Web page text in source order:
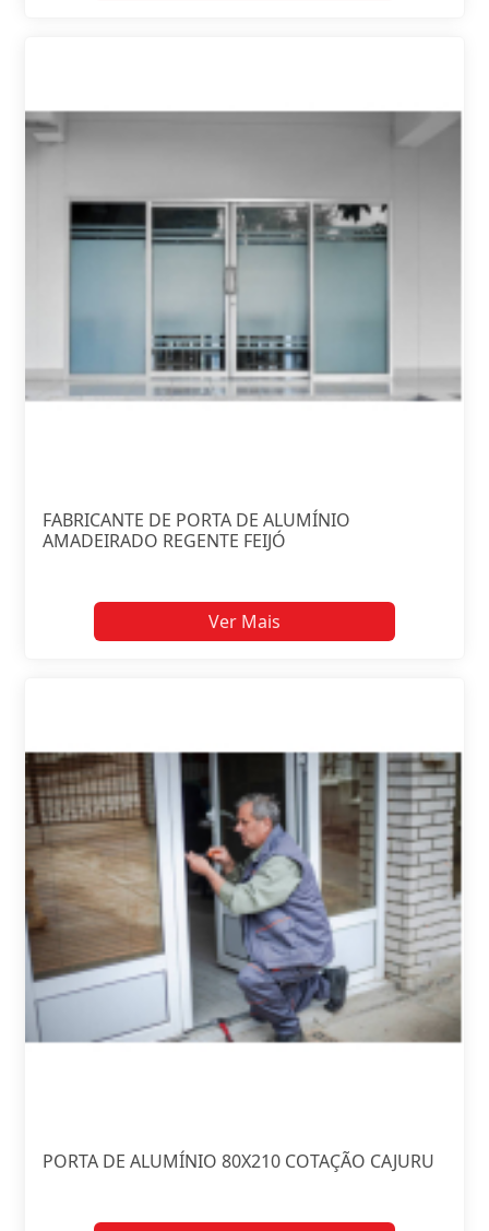
FABRICANTE DE PORTA DE ALUMÍNIO
AMADEIRADO REGENTE FEIJÓ
Ver Mais
PORTA DE ALUMÍNIO 80X210 COTAÇÃO CAJURU